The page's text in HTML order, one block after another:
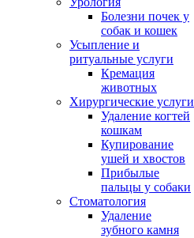
Болезни почек у
собак и кошек
Усыпление и
ритуальные услуги
Кремация
животных
Хирургические услуги
Удаление когтей
кошкам
Купирование
ушей и хвостов
Прибылые
пальцы у собаки
Стоматология
Удаление
зубного камня